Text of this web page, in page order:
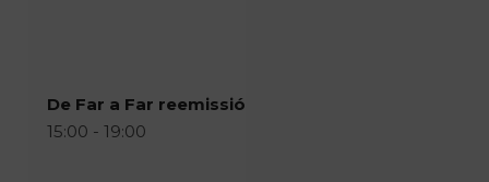
De Far a Far reemissió
15:00 - 19:00